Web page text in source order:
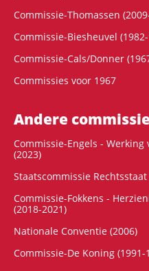
Commissie-Thomassen
Commissie-Biesheuvel
Commissie-Cals/Donner
Commissies voor 1967
Andere
Commissie-Engels -
(2023)
Staatscommissie Rechtsstaat
Commissie-Fokkens -
(2018-2021)
Nationale Conventie (2006)
Commissie-De Koning (1991-